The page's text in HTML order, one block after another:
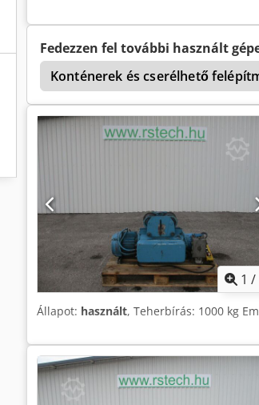
Fedezzen fel további használt
Konténerek és cserélhető
1 /
Állapot: használt, Teherbírás: 1000 kg